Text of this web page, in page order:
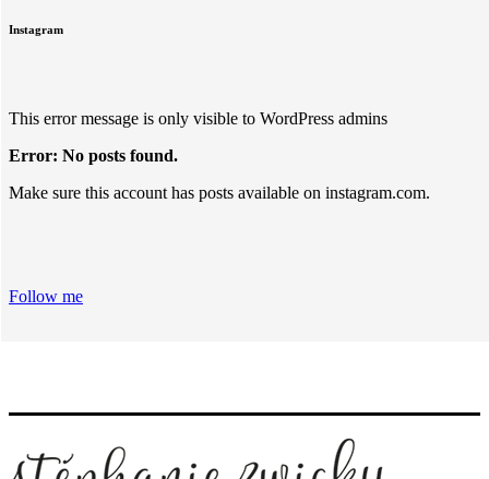
Instagram
This error message is only visible to WordPress admins
Error: No posts found.
Make sure this account has posts available on instagram.com.
Follow me